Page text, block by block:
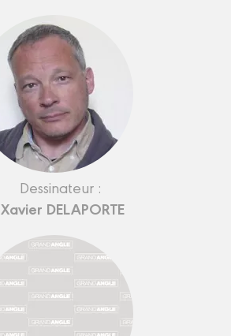
Dessinateur :
Xavier DELAPORTE